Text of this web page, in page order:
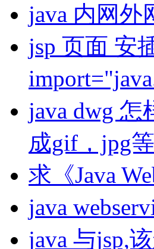
java 内网外
jsp 页面 安
java dwg 怎
成gif，jpg
求《Java
java
java 与jsp,